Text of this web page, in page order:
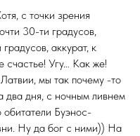
с точки зрения
30-ти градусов,
аккурат, к
счастье! Угу… Как же!
мы так почему -то
дня, с ночным ливнем
обитатели Буэнос-
Ну да бог с ними)) На